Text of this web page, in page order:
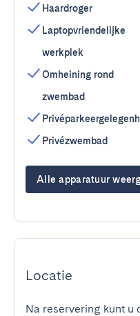
Haardroger
Laptopvriendelijke
werkplek
Omheining rond
zwembad
Privézwembad
Alle apparatuur
Locatie
Na reservering kunt u